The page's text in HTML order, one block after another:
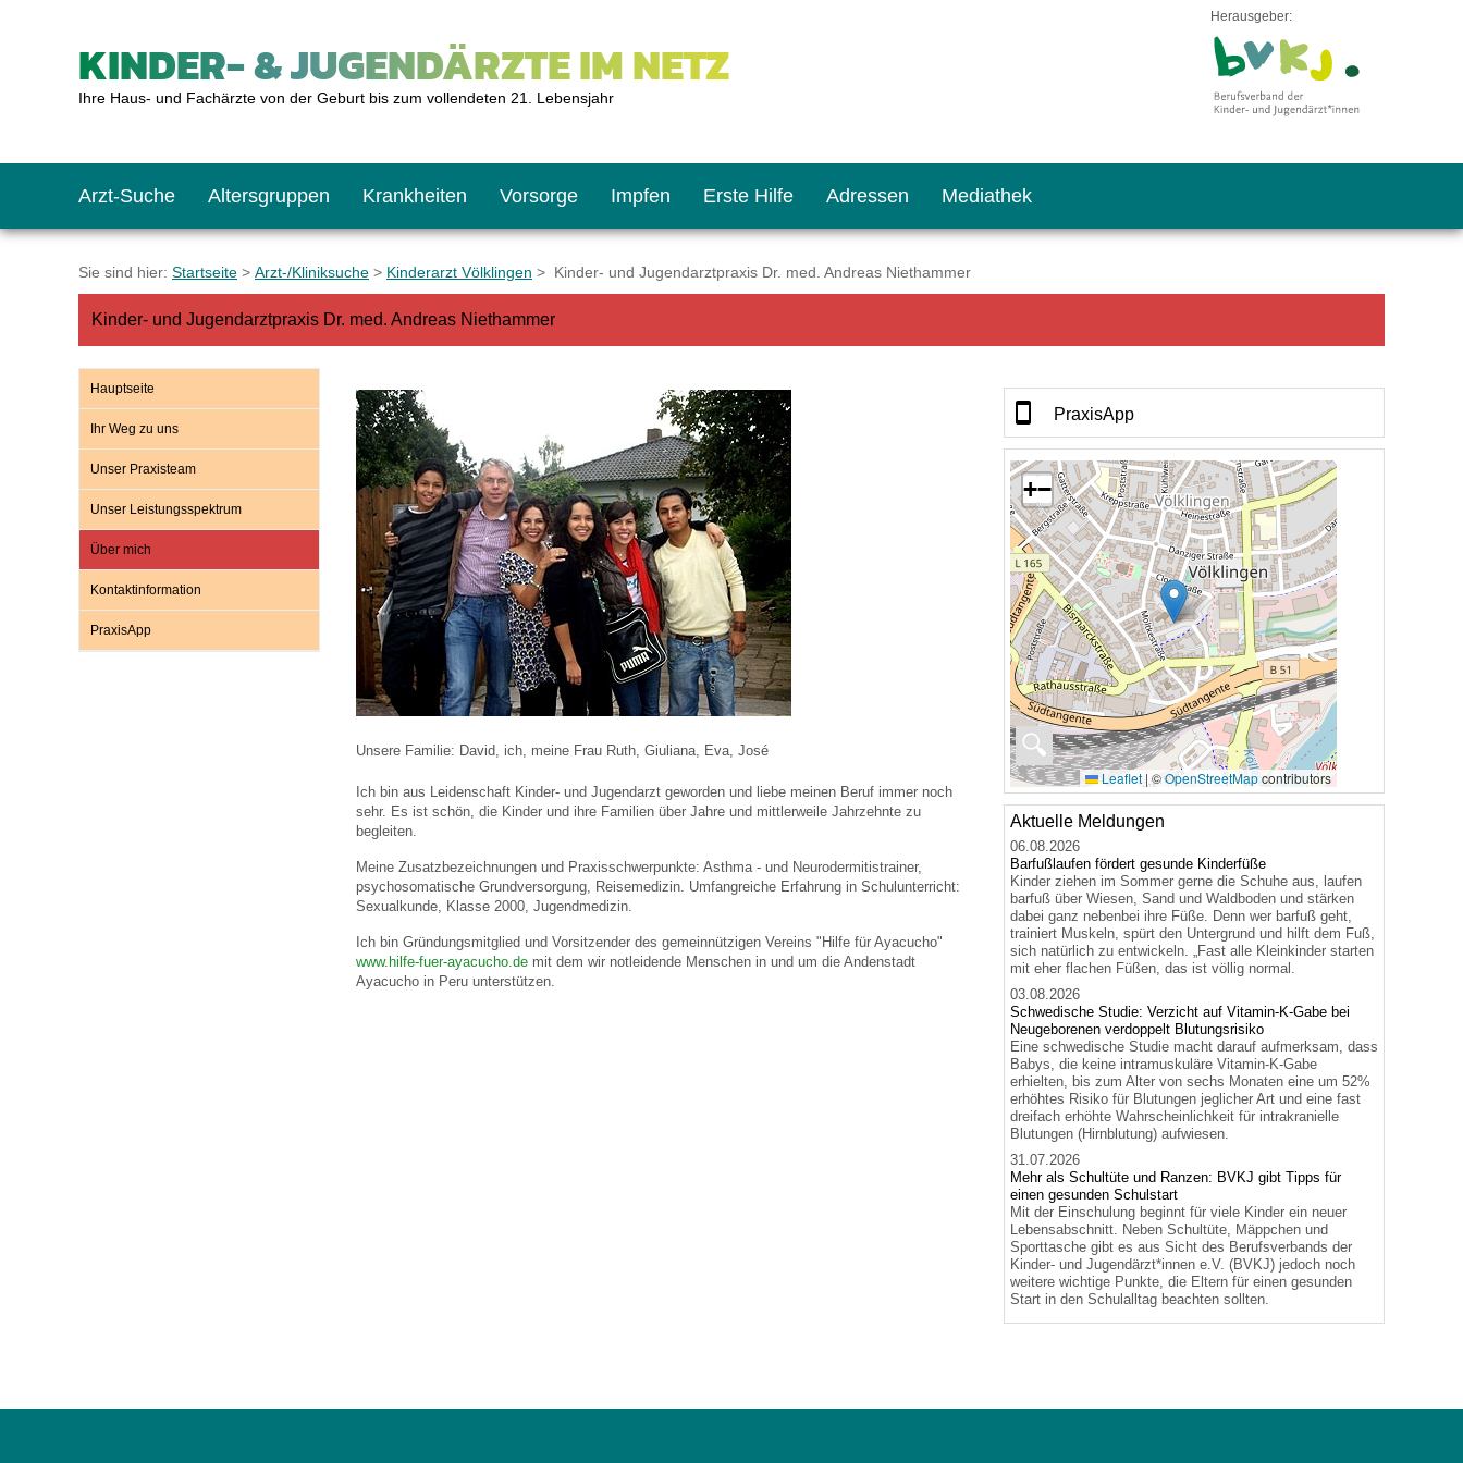
KINDER- & JUGENDÄRZTE IM NETZ
Ihre Haus- und Fachärzte von der Geburt bis zum vollendeten 21. Lebensjahr
Herausgeber:
Arzt-Suche Altersgruppen
Das erste Jahr
Schulkinder
Jugendliche
Krankheiten Vorsorge
Baby: U1 bis U6
Schulkind: U10 bis U11
Teenager: J1 bis J2
Impfen
Impfkalender
Was muss man beachten?
Impfreaktionen
Impfsicherheit
Häufige Fragen
Recht auf Impfung
Erste Hilfe
Notrufnummern
Hausapotheke
Sofortmaßnahmen
Notdienste
Adressen
Notdienste
Gesundheitsämter
Link-Tipps
Mediathek
BMI-Rechner
Blutdruckrechner
Wachstum-Rechner
Empfehlungen zum Bildschirmmediengebrauch
Hörlexikon
Material zu den Vorsorgen
Broschüren und Informationsflyer
Familienzeit gesund gestalten
U0-Vorsorge
Sie sind hier: Startseite > Arzt-/Kliniksuche > Kinderarzt Völklingen > Kinder- und Jugendarztpraxis Dr. med. Andreas Niethammer
Kinder- und Jugendarztpraxis Dr. med. Andreas Niethammer
Hauptseite
Ihr Weg zu uns
Unser Praxisteam
Unser Leistungsspektrum
Über mich
Kontaktinformation
PraxisApp
Unsere Familie: David, ich, meine Frau Ruth, Giuliana, Eva, José
Ich bin aus Leidenschaft Kinder- und Jugendarzt geworden und liebe meinen Beruf immer noch
sehr. Es ist schön, die Kinder und ihre Familien über Jahre und mittlerweile Jahrzehnte zu
begleiten.
Meine Zusatzbezeichnungen und Praxisschwerpunkte: Asthma - und Neurodermitistrainer,
psychosomatische Grundversorgung, Reisemedizin. Umfangreiche Erfahrung in Schulunterricht:
Sexualkunde, Klasse 2000, Jugendmedizin.
Ich bin Gründungsmitglied und Vorsitzender des gemeinnützigen Vereins "Hilfe für Ayacucho"
www.hilfe-fuer-ayacucho.de mit dem wir notleidende Menschen in und um die Andenstadt
Ayacucho in Peru unterstützen.
PraxisApp
🔍
+−
Leaflet | ©OpenStreetMapcontributors
Aktuelle Meldungen
06.08.2026
Barfußlaufen fördert gesunde Kinderfüße
Kinder ziehen im Sommer gerne die Schuhe aus, laufen
barfuß über Wiesen, Sand und Waldboden und stärken
dabei ganz nebenbei ihre Füße. Denn wer barfuß geht,
trainiert Muskeln, spürt den Untergrund und hilft dem Fuß,
sich natürlich zu entwickeln. „Fast alle Kleinkinder starten
mit eher flachen Füßen, das ist völlig normal.
03.08.2026
Schwedische Studie: Verzicht auf Vitamin-K-Gabe bei
Neugeborenen verdoppelt Blutungsrisiko
Eine schwedische Studie macht darauf aufmerksam, dass
Babys, die keine intramuskuläre Vitamin-K-Gabe
erhielten, bis zum Alter von sechs Monaten eine um 52%
erhöhtes Risiko für Blutungen jeglicher Art und eine fast
dreifach erhöhte Wahrscheinlichkeit für intrakranielle
Blutungen (Hirnblutung) aufwiesen.
31.07.2026
Mehr als Schultüte und Ranzen: BVKJ gibt Tipps für
einen gesunden Schulstart
Mit der Einschulung beginnt für viele Kinder ein neuer
Lebensabschnitt. Neben Schultüte, Mäppchen und
Sporttasche gibt es aus Sicht des Berufsverbands der
Kinder- und Jugendärzt*innen e.V. (BVKJ) jedoch noch
weitere wichtige Punkte, die Eltern für einen gesunden
Start in den Schulalltag beachten sollten.